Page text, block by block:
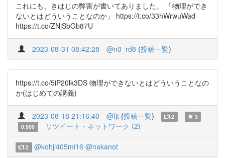
これにも、きはじの弊害が書いてありました。 「物理ができ
ないとはどういうことなのか」 https://t.co/33hWrwuWad
https://t.co/ZNjSbGb87U
2023-08-31 08:42:28 @n0_rd8 (投稿一覧)
https://t.co/5iP20lk3DS 物理ができないとはどういうことなの
か(はじめての講義)
2023-08-18 21:16:40 @fjt (投稿一覧) 2
3
0.500
リツイート・ネットワーク (2)
2 @kohji405mi16 @nakanot